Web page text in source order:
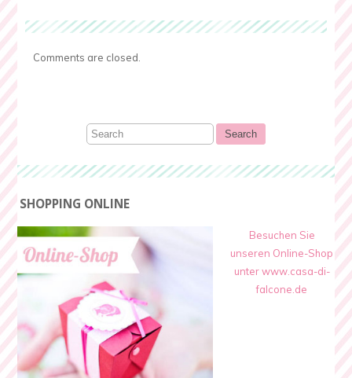
Comments are closed.
SHOPPING ONLINE
Besuchen Sie
unseren Online-Shop
unter www.casa-di-
falcone.de